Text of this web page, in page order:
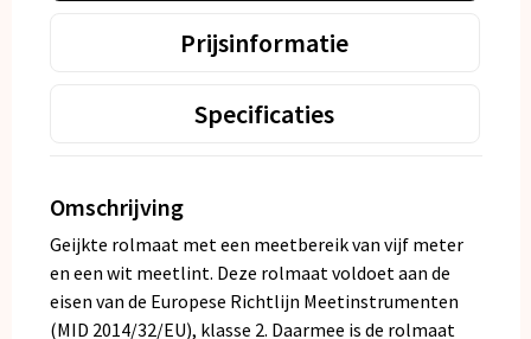
Prijsinformatie
Specificaties
Omschrijving
Geijkte rolmaat met een meetbereik van vijf meter
en een wit meetlint. Deze rolmaat voldoet aan de
eisen van de Europese Richtlijn Meetinstrumenten
(MID 2014/32/EU), klasse 2. Daarmee is de rolmaat